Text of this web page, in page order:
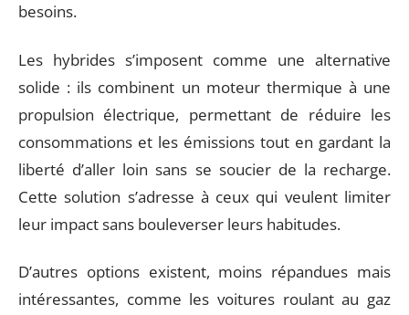
besoins.
Les hybrides s’imposent comme une alternative
solide : ils combinent un moteur thermique à une
propulsion électrique, permettant de réduire les
consommations et les émissions tout en gardant la
liberté d’aller loin sans se soucier de la recharge.
Cette solution s’adresse à ceux qui veulent limiter
leur impact sans bouleverser leurs habitudes.
D’autres options existent, moins répandues mais
intéressantes, comme les voitures roulant au gaz